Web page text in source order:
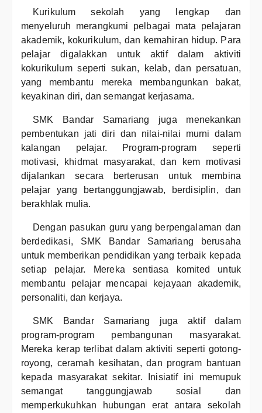
Kurikulum sekolah yang lengkap dan
menyeluruh merangkumi pelbagai mata pelajaran
akademik, kokurikulum, dan kemahiran hidup. Para
pelajar digalakkan untuk aktif dalam aktiviti
kokurikulum seperti sukan, kelab, dan persatuan,
yang membantu mereka membangunkan bakat,
keyakinan diri, dan semangat kerjasama.
SMK Bandar Samariang juga menekankan
pembentukan jati diri dan nilai-nilai murni dalam
kalangan pelajar. Program-program seperti
motivasi, khidmat masyarakat, dan kem motivasi
dijalankan secara berterusan untuk membina
pelajar yang bertanggungjawab, berdisiplin, dan
berakhlak mulia.
Dengan pasukan guru yang berpengalaman dan
berdedikasi, SMK Bandar Samariang berusaha
untuk memberikan pendidikan yang terbaik kepada
setiap pelajar. Mereka sentiasa komited untuk
membantu pelajar mencapai kejayaan akademik,
personaliti, dan kerjaya.
SMK Bandar Samariang juga aktif dalam
program-program pembangunan masyarakat.
Mereka kerap terlibat dalam aktiviti seperti gotong-
royong, ceramah kesihatan, dan program bantuan
kepada masyarakat sekitar. Inisiatif ini memupuk
semangat tanggungjawab sosial dan
memperkukuhkan hubungan erat antara sekolah